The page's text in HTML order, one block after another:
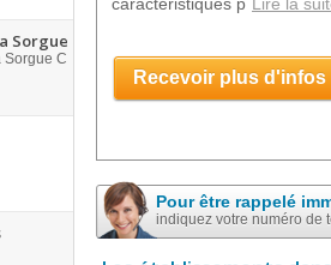
Sorgue
Sorgue C
Recevoir plus d'infos
Pour être rappelé
indiquez votre numéro de